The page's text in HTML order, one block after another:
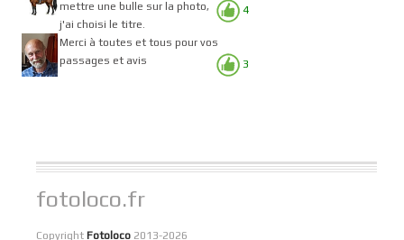
4
mettre une bulle sur la photo,
j'ai choisi le titre.
3
Merci à toutes et tous pour vos
passages et avis
fotoloco.fr
Copyright Fotoloco 2013-2026